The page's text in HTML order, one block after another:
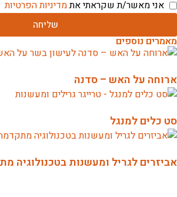
אני מאשר/ת שקראתי אתמדיניות הפרטיות
שליחה
מאמרים נוספים
ארוחה על האש – סדנה
סט כלים למנגל
אביזרים לגריל ומעשנות בטכנולוגיה